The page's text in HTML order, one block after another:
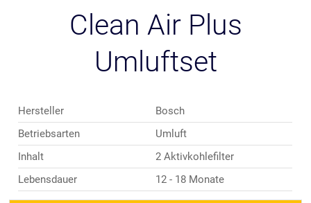
Clean Air Plus
Umluftset
Hersteller
Bosch
Betriebsarten
Umluft
Inhalt
2 Aktivkohlefilter
Lebensdauer
12 - 18 Monate